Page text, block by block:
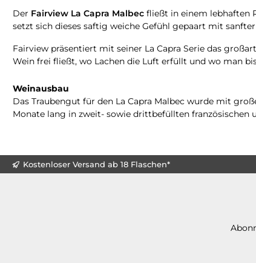
Der Fairview La Capra Malbec fließt in einem lebhaften
setzt sich dieses saftig weiche Gefühl gepaart mit
Fairview präsentiert mit seiner La Capra Serie das
Wein frei fließt, wo Lachen die Luft erfüllt und wo man
Weinausbau
Das Traubengut für den La Capra Malbec wurde mit
Monate lang in zweit- sowie drittbefüllten französischen
Kostenloser Versand ab 18 Flaschen*